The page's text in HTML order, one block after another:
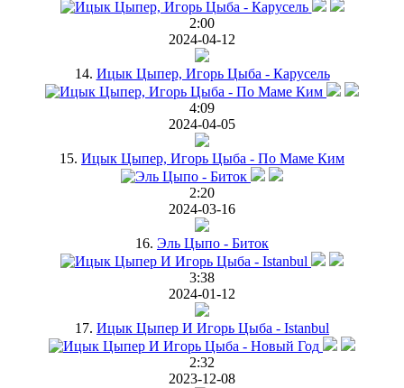
2:00
2024-04-12
14. Ицык Цыпер, Игорь Цыба - Карусель
4:09
2024-04-05
15. Ицык Цыпер, Игорь Цыба - По Маме Ким
2:20
2024-03-16
16. Эль Цыпо - Биток
3:38
2024-01-12
17. Ицык Цыпер И Игорь Цыба - Istanbul
2:32
2023-12-08